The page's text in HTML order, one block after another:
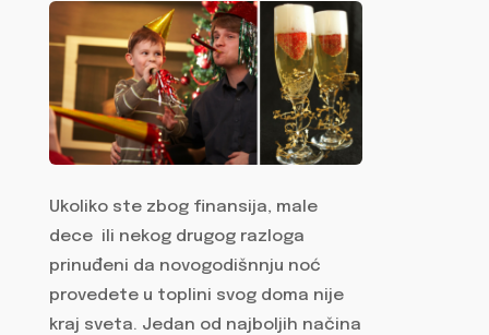
Ukoliko ste zbog finansija, male
dece ili nekog drugog razloga
prinuđeni da novogodišnnju noć
provedete u toplini svog doma nije
kraj sveta. Jedan od najboljih načina